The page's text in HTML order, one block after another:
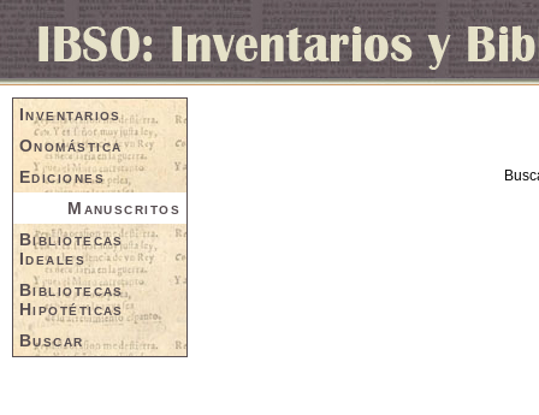
Inventarios
Onomástica
Ediciones
Manuscritos
Bibliotecas
Ideales
Bibliotecas
Hipotéticas
Buscar